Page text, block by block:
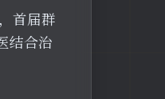
首届群
结合治